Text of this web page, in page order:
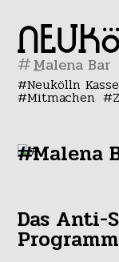
#
Neukölln
Mitmachen
#Malena
Das Anti-
Programm